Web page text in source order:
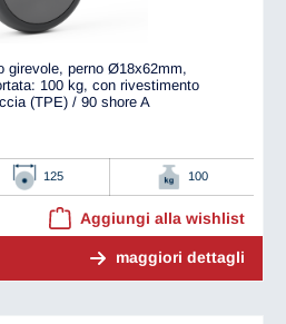
girevole, perno Ø18x62mm,
100 kg, con rivestimento
(TPE) / 90 shore A
125 100
Aggiungi alla wishlist
maggiori dettagli